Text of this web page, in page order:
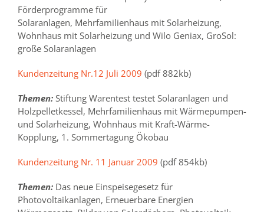
Förderprogramme für
Solaranlagen, Mehrfamilienhaus mit Solarheizung,
Wohnhaus mit Solarheizung und Wilo Geniax, GroSol:
große Solaranlagen
Kundenzeitung Nr.12 Juli 2009 (pdf 882kb)
Themen: Stiftung Warentest testet Solaranlagen und
Holzpelletkessel, Mehrfamilienhaus mit Wärmepumpen-
und Solarheizung, Wohnhaus mit Kraft-Wärme-
Kopplung, 1. Sommertagung Ökobau
Kundenzeitung Nr. 11 Januar 2009 (pdf 854kb)
Themen: Das neue Einspeisegesetz für
Photovoltaikanlagen, Erneuerbare Energien